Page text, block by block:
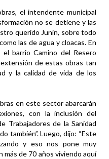
el intendente municipal
no se detiene y las
querido Junín, sobre todo
las de agua y cloacas. En
barrio Camino del Resero
de estas obras tan
y la calidad de vida de los
en este sector abarcarán
con la inclusión del
Trabajadores de la Sanidad
también”. Luego, dijo: “Este
y eso nos pone muy
de 70 años viviendo aquí